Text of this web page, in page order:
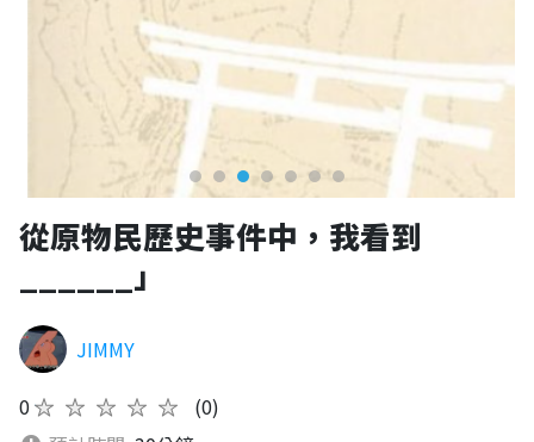
從原物民歷史事件中，我看到
______」
JIMMY
0★★★★★
(0)